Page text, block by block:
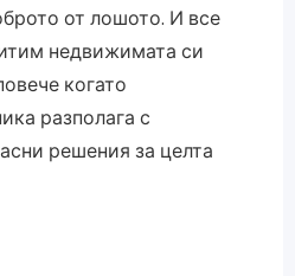
от лошото. И все
недвижимата си
когато
разполага с
решения за целта